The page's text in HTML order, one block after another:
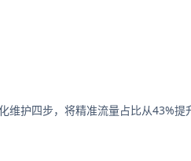
维护四步，将精准流量占比从43%提